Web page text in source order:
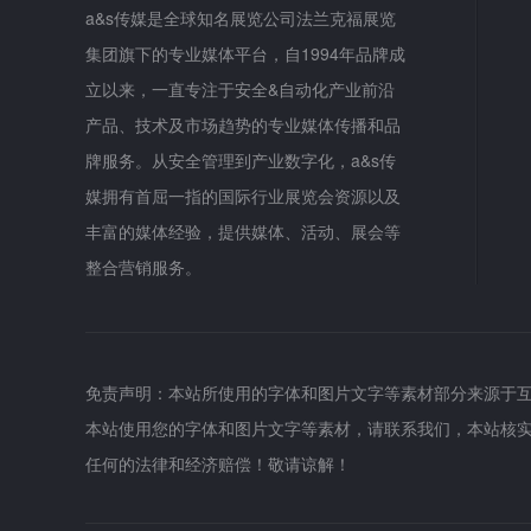
a&s传媒是全球知名展览公司法兰克福展览
集团旗下的专业媒体平台，自1994年品牌成
立以来，一直专注于安全&自动化产业前沿
产品、技术及市场趋势的专业媒体传播和品
牌服务。从安全管理到产业数字化，a&s传
媒拥有首屈一指的国际行业展览会资源以及
丰富的媒体经验，提供媒体、活动、展会等
整合营销服务。
免责声明：本站所使用的字体和图片文字等素材部分来源
本站使用您的字体和图片文字等素材，请联系我们，本站
任何的法律和经济赔偿！敬请谅解！